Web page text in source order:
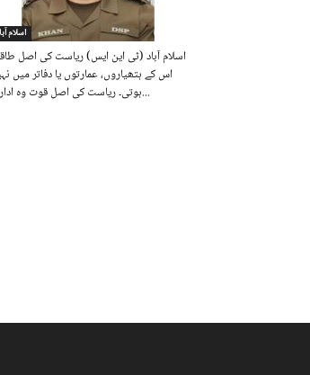
اسلام
اسلام آباد (ٹی این ایس) ریاست کی اصل
اس کے ہتھیاروں، عمارتوں یا دفاتر میں
ہوتی۔ ریاست کی اصل قوت وہ ادارے...